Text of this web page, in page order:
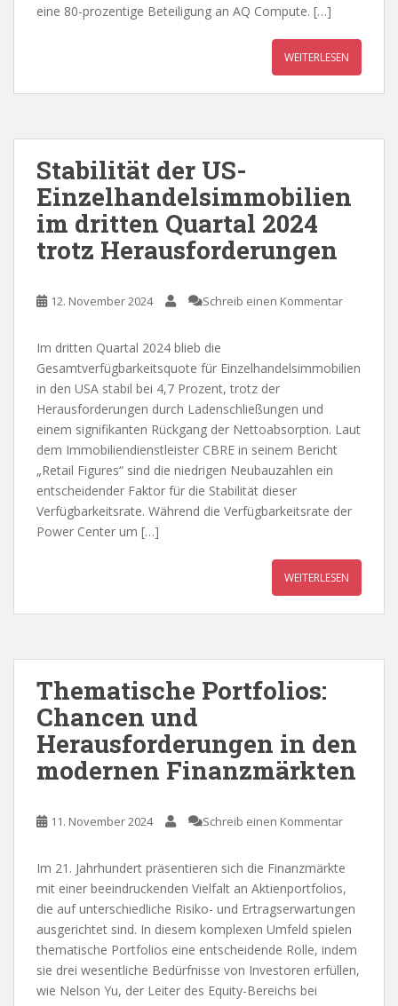
eine 80-prozentige Beteiligung an AQ Compute. […]
WEITERLESEN
Stabilität der US-
Einzelhandelsimmobilien
im dritten Quartal 2024
trotz Herausforderungen
12. November 2024 Schreib einen Kommentar
Im dritten Quartal 2024 blieb die
Gesamtverfügbarkeitsquote für Einzelhandelsimmobilien
in den USA stabil bei 4,7 Prozent, trotz der
Herausforderungen durch Ladenschließungen und
einem signifikanten Rückgang der Nettoabsorption. Laut
dem Immobiliendienstleister CBRE in seinem Bericht
„Retail Figures“ sind die niedrigen Neubauzahlen ein
entscheidender Faktor für die Stabilität dieser
Verfügbarkeitsrate. Während die Verfügbarkeitsrate der
Power Center um […]
WEITERLESEN
Thematische Portfolios:
Chancen und
Herausforderungen in den
modernen Finanzmärkten
11. November 2024 Schreib einen Kommentar
Im 21. Jahrhundert präsentieren sich die Finanzmärkte
mit einer beeindruckenden Vielfalt an Aktienportfolios,
die auf unterschiedliche Risiko- und Ertragserwartungen
ausgerichtet sind. In diesem komplexen Umfeld spielen
thematische Portfolios eine entscheidende Rolle, indem
sie drei wesentliche Bedürfnisse von Investoren erfüllen,
wie Nelson Yu, der Leiter des Equity-Bereichs bei